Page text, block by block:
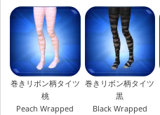
巻きリボン柄タイツ
桃
Peach Wrapped
巻きリボン柄タイツ
黒
Black Wrapped